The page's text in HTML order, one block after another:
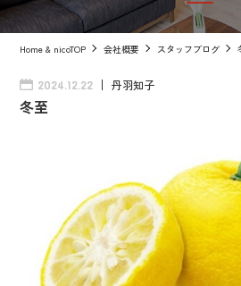
Home & nicoTOP 会社概要 スタッフブログ
2024.12.22 丹羽知子
冬至